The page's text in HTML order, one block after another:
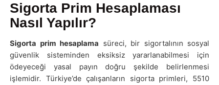
Sigorta Prim Hesaplaması
Nasıl Yapılır?
Sigorta prim hesaplama süreci, bir sigortalının sosyal
güvenlik sisteminden eksiksiz yararlanabilmesi için
ödeyeceği yasal payın doğru şekilde belirlenmesi
işlemidir. Türkiye’de çalışanların sigorta primleri, 5510